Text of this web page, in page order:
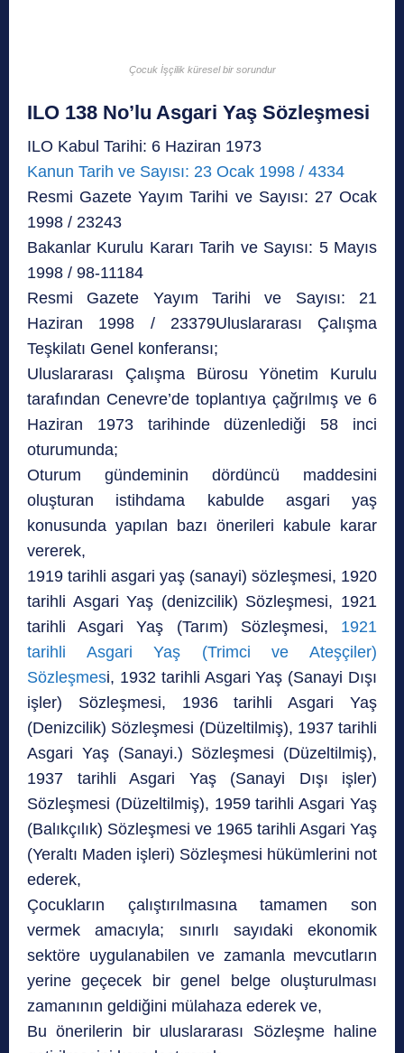
Çocuk İşçilik küresel bir sorundur
ILO 138 No’lu Asgari Yaş Sözleşmesi
ILO Kabul Tarihi: 6 Haziran 1973
Kanun Tarih ve Sayısı: 23 Ocak 1998 / 4334
Resmi Gazete Yayım Tarihi ve Sayısı: 27 Ocak
1998 / 23243
Bakanlar Kurulu Kararı Tarih ve Sayısı: 5 Mayıs
1998 / 98-11184
Resmi Gazete Yayım Tarihi ve Sayısı: 21
Haziran 1998 / 23379Uluslararası Çalışma
Teşkilatı Genel konferansı;
Uluslararası Çalışma Bürosu Yönetim Kurulu
tarafından Cenevre’de toplantıya çağrılmış ve 6
Haziran 1973 tarihinde düzenlediği 58 inci
oturumunda;
Oturum gündeminin dördüncü maddesini
oluşturan istihdama kabulde asgari yaş
konusunda yapılan bazı önerileri kabule karar
vererek,
1919 tarihli asgari yaş (sanayi) sözleşmesi, 1920
tarihli Asgari Yaş (denizcilik) Sözleşmesi, 1921
tarihli Asgari Yaş (Tarım) Sözleşmesi, 1921
tarihli Asgari Yaş (Trimci ve Ateşçiler)
Sözleşmesi, 1932 tarihli Asgari Yaş (Sanayi Dışı
işler) Sözleşmesi, 1936 tarihli Asgari Yaş
(Denizcilik) Sözleşmesi (Düzeltilmiş), 1937 tarihli
Asgari Yaş (Sanayi.) Sözleşmesi (Düzeltilmiş),
1937 tarihli Asgari Yaş (Sanayi Dışı işler)
Sözleşmesi (Düzeltilmiş), 1959 tarihli Asgari Yaş
(Balıkçılık) Sözleşmesi ve 1965 tarihli Asgari Yaş
(Yeraltı Maden işleri) Sözleşmesi hükümlerini not
ederek,
Çocukların çalıştırılmasına tamamen son
vermek amacıyla; sınırlı sayıdaki ekonomik
sektöre uygulanabilen ve zamanla mevcutların
yerine geçecek bir genel belge oluşturulması
zamanının geldiğini mülahaza ederek ve,
Bu önerilerin bir uluslararası Sözleşme haline